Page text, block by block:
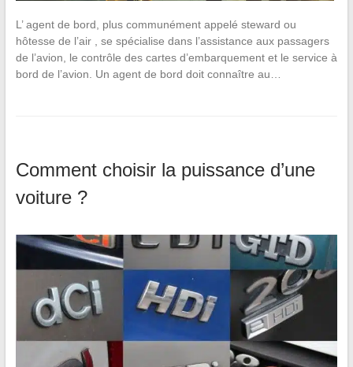
L’ agent de bord, plus communément appelé steward ou
hôtesse de l’air , se spécialise dans l’assistance aux passagers
de l’avion, le contrôle des cartes d’embarquement et le service à
bord de l’avion. Un agent de bord doit connaître au…
Comment choisir la puissance d’une
voiture ?